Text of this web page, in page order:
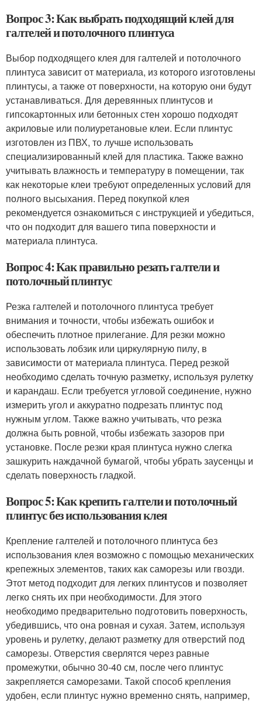
Вопрос 3: Как выбрать подходящий клей для
галтелей и потолочного плинтуса
Выбор подходящего клея для галтелей и потолочного
плинтуса зависит от материала, из которого изготовлены
плинтусы, а также от поверхности, на которую они будут
устанавливаться. Для деревянных плинтусов и
гипсокартонных или бетонных стен хорошо подходят
акриловые или полиуретановые клеи. Если плинтус
изготовлен из ПВХ, то лучше использовать
специализированный клей для пластика. Также важно
учитывать влажность и температуру в помещении, так
как некоторые клеи требуют определенных условий для
полного высыхания. Перед покупкой клея
рекомендуется ознакомиться с инструкцией и убедиться,
что он подходит для вашего типа поверхности и
материала плинтуса.
Вопрос 4: Как правильно резать галтели и
потолочный плинтус
Резка галтелей и потолочного плинтуса требует
внимания и точности, чтобы избежать ошибок и
обеспечить плотное прилегание. Для резки можно
использовать лобзик или циркулярную пилу, в
зависимости от материала плинтуса. Перед резкой
необходимо сделать точную разметку, используя рулетку
и карандаш. Если требуется угловой соединение, нужно
измерить угол и аккуратно подрезать плинтус под
нужным углом. Также важно учитывать, что резка
должна быть ровной, чтобы избежать зазоров при
установке. После резки края плинтуса нужно слегка
зашкурить наждачной бумагой, чтобы убрать заусенцы и
сделать поверхность гладкой.
Вопрос 5: Как крепить галтели и потолочный
плинтус без использования клея
Крепление галтелей и потолочного плинтуса без
использования клея возможно с помощью механических
крепежных элементов, таких как саморезы или гвозди.
Этот метод подходит для легких плинтусов и позволяет
легко снять их при необходимости. Для этого
необходимо предварительно подготовить поверхность,
убедившись, что она ровная и сухая. Затем, используя
уровень и рулетку, делают разметку для отверстий под
саморезы. Отверстия сверлятся через равные
промежутки, обычно 30-40 см, после чего плинтус
закрепляется саморезами. Такой способ крепления
удобен, если плинтус нужно временно снять, например,